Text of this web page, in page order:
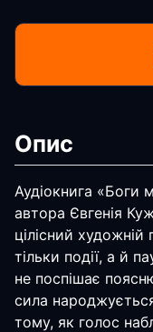
Опис
Аудіокнига «Боги
автора Євгенія
цілісний
тільки події, а й
не поспішає
сила
тому, як голос